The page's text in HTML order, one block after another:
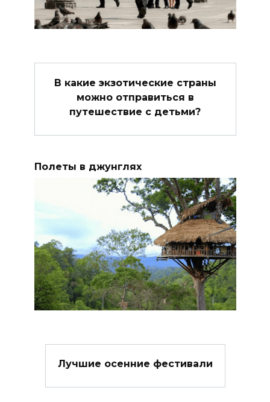
В какие экзотические страны
можно отправиться в
путешествие с детьми?
Полеты в джунглях
Лучшие осенние фестивали